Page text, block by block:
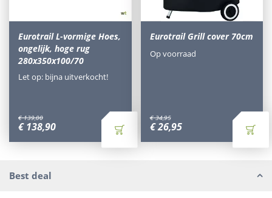
Eurotrail L-vormige Hoes,
ongelijk, hoge rug
280x350x100/70
€ 139,00
€ 138,90
Let op: bijna uitverkocht!
Eurotrail Grill cover 70cm
€ 34,95
€26,95
Op voorraad
Best deal